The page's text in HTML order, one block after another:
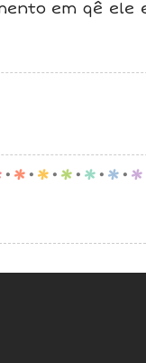
em qê ele
. p . p . p . p . p . p